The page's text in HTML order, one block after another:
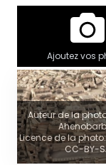
Ajoutez vos
Auteur de la
Licence de la
CC-BY-